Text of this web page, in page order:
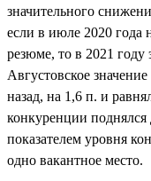
значительного
если в июле 2020 года
резюме, то в 2021 году
Августовское
назад, на 1,6 п. и
конкуренции
показателем уровня
одно вакантное место.